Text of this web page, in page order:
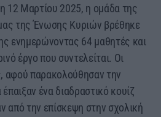
12 Μαρτίου 2025, η ομάδα της
της Ένωσης Κυριών βρέθηκε
ενημερώνοντας 64 μαθητές και
έργο που συντελείται. Οι
αφού παρακολούθησαν την
ένα διαδραστικό κουίζ
από την επίσκεψη στην σχολική